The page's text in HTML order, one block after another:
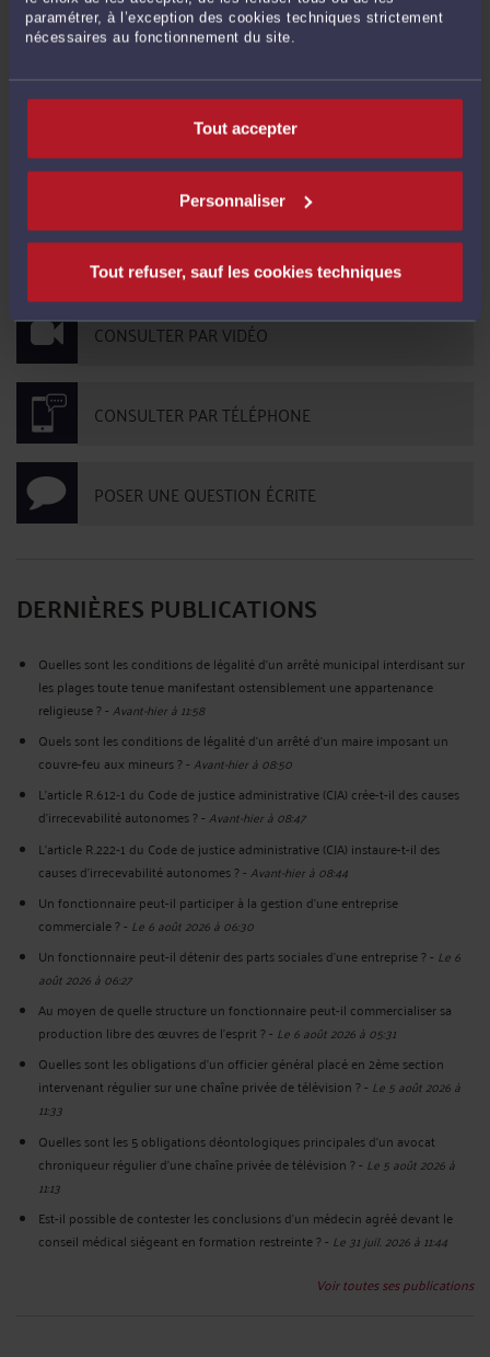
paramétrer, à l’exception des cookies techniques strictement
nécessaires au fonctionnement du site.
Tout accepter
Personnaliser
Tout refuser, sauf les cookies techniques
Marina67-le 4 mars 2026 à 13:13
Bonjour,
Cette article traite de la maladie professionnelle mais est ce valable
également pour un accident du travail ?
CONTACTER ME ICARD
CONSULTER PAR VIDÉO
CONSULTER PAR TÉLÉPHONE
POSER UNE QUESTION ÉCRITE
DERNIÈRES PUBLICATIONS
Quelles sont les conditions de légalité d’un arrêté municipal interdisant sur
les plages toute tenue manifestant ostensiblement une appartenance
religieuse ?-Avant-hier à 11:58
Quels sont les conditions de légalité d'un arrêté d'un maire imposant un
couvre-feu aux mineurs ?-Avant-hier à 08:50
L’article R.612‑1 du Code de justice administrative (CJA) crée-t-il des causes
d’irrecevabilité autonomes ?-Avant-hier à 08:47
L’article R.222‑1 du Code de justice administrative (CJA) instaure-t-il des
causes d’irrecevabilité autonomes ?-Avant-hier à 08:44
Un fonctionnaire peut-il participer à la gestion d’une entreprise
commerciale ?- Le 6 août 2026 à 06:30
Un fonctionnaire peut-il détenir des parts sociales d’une entreprise ?- Le 6
août 2026 à 06:27
Au moyen de quelle structure un fonctionnaire peut-il commercialiser sa
production libre des œuvres de l’esprit ?- Le 6 août 2026 à 05:31
Quelles sont les obligations d’un officier général placé en 2ème section
intervenant régulier sur une chaîne privée de télévision ?- Le 5 août 2026 à
11:33
Quelles sont les 5 obligations déontologiques principales d’un avocat
chroniqueur régulier d’une chaîne privée de télévision ?- Le 5 août 2026 à
11:13
Est-il possible de contester les conclusions d’un médecin agréé devant le
conseil médical siégeant en formation restreinte ?- Le 31 juil. 2026 à 11:44
Voir toutes ses publications